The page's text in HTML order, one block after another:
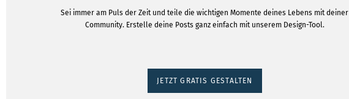
Sei immer am Puls der Zeit und teile die wichtigen Momente deines Lebens mit deiner
Community. Erstelle deine Posts ganz einfach mit unserem Design-Tool.
JETZT GRATIS GESTALTEN